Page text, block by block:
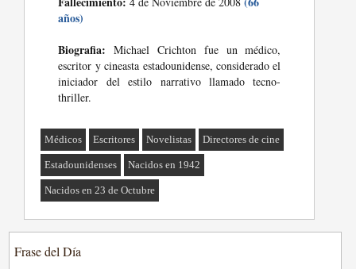
años)
Biografia: Michael Crichton fue un médico,
escritor y cineasta estadounidense, considerado el
iniciador del estilo narrativo llamado tecno-
thriller.
Médicos Escritores Novelistas Directores de cine
Estadounidenses Nacidos en 1942
Nacidos en 23 de Octubre
Frase del Día